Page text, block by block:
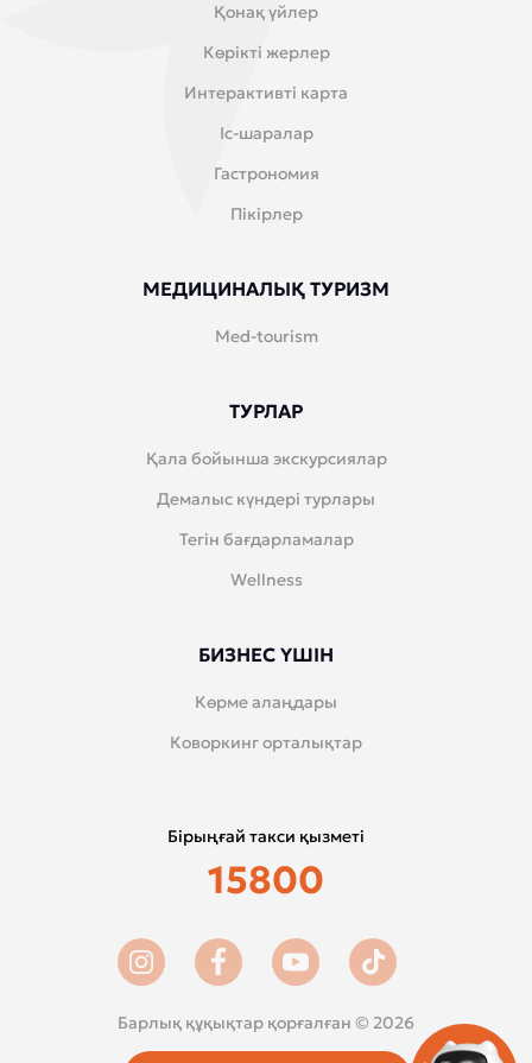
Қонақ үйлер
Көрікті жерлер
Интерактивті карта
Іс-шаралар
Гастрономия
Пікірлер
МЕДИЦИНАЛЫҚ ТУРИЗМ
Med-tourism
ТУРЛАР
Қала бойынша экскурсиялар
Демалыс күндері турлары
Тегін бағдарламалар
Wellness
БИЗНЕС ҮШІН
Көрме алаңдары
Коворкинг орталықтар
Барлық құқықтар қорғалған © 2026
Бірыңғай такси қызметі
15800